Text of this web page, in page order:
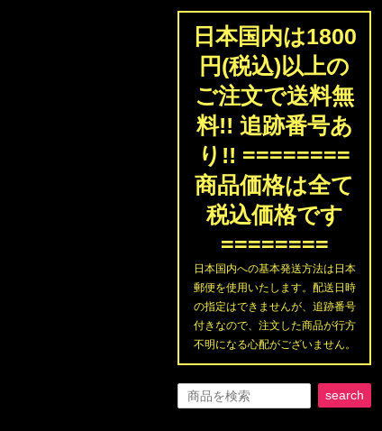
日本国内は1800
円(税込)以上の
ご注文で送料無
料!! 追跡番号あ
り!! ========
商品価格は全て
税込価格です
========
日本国内への基本発送方法は日本
郵便を使用いたします。配送日時
の指定はできませんが、追跡番号
付きなので、注文した商品が行方
不明になる心配がございません。
search